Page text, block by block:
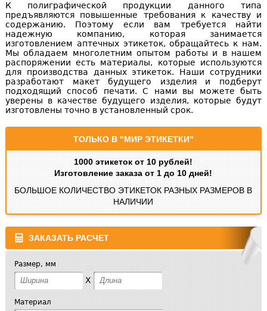
К полиграфической продукции данного типа
предъявляются повышенные требования к качеству и
содержанию. Поэтому если вам требуется найти
надежную компанию, которая занимается
изготовлением аптечных этикеток, обращайтесь к нам.
Мы обладаем многолетним опытом работы и в нашем
распоряжении есть материалы, которые используются
для производства данных этикеток. Наши сотрудники
разработают макет будущего изделия и подберут
подходящий способ печати. С нами вы можете быть
уверены в качестве будущего изделия, которые будут
изготовлены точно в установленный срок.
ТОЛЬКО В "МИР ЭТИКЕТКИ"
1000 этикеток от 10 рублей!
Изготовление заказа от 1 до 10 дней!
БОЛЬШОЕ КОЛИЧЕСТВО ЭТИКЕТОК РАЗНЫХ РАЗМЕРОВ В
НАЛИЧИИ
ЗАКАЗАТЬ РАСЧЕТ
Размер, мм
X
Материал